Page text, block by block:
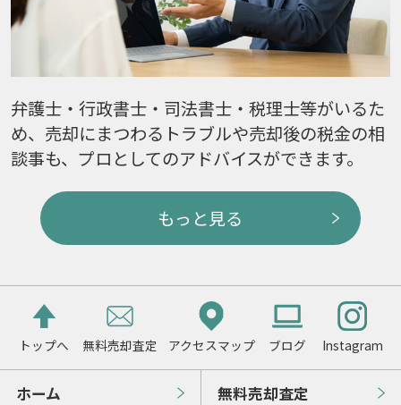
弁護士・行政書士・司法書士・税理士等がいるた
め、売却にまつわるトラブルや売却後の税金の相
談事も、プロとしてのアドバイスができます。
もっと見る
トップへ 無料売却査定 アクセスマップ ブログ Instagram
ホーム 無料売却査定